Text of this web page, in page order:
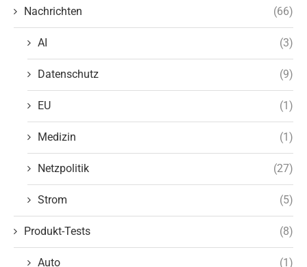
Nachrichten (66)
AI (3)
Datenschutz (9)
EU (1)
Medizin (1)
Netzpolitik (27)
Strom (5)
Produkt-Tests (8)
Auto (1)